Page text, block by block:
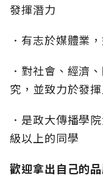
發揮潛力
．有志於媒體業
．對社會、經濟
究，並致力於發
．是政大傳播學
級以上的同學
歡迎拿出自己的